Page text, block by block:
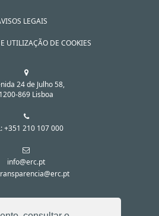
LEGAIS
UTILIZAÇÃO DE COOKIES
24 de Julho 58,
1200-869 Lisboa
+351 210 107 000
info@erc.pt